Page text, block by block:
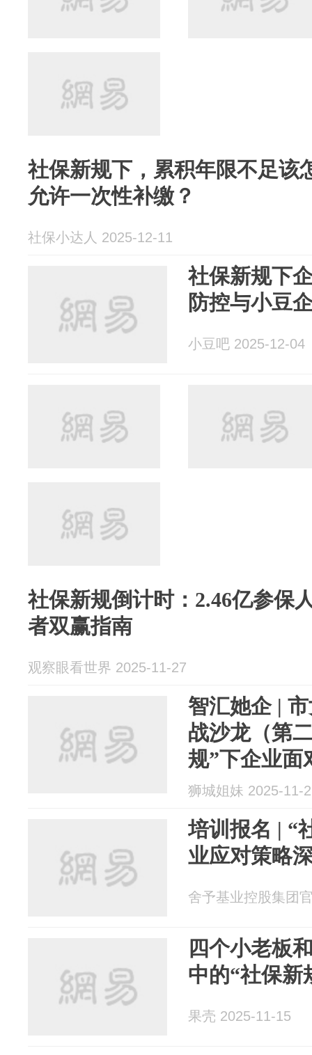
社保新规下，累积年限不足该
允许一次性补缴？
社保小达人 2025-12-11
社保新规下
防控与小豆
小豆吧 2025-12-04
社保新规倒计时：2.46亿参保
者双赢指南
观察眼看世界 2025-11-27
智汇她企 |
战沙龙（第
规”下企业面
满举行！
狮城姐妹 2025-11-
培训报名 | “
业应对策略
舍予基业控股集团
四个小老板
中的“社保新
果壳 2025-11-15